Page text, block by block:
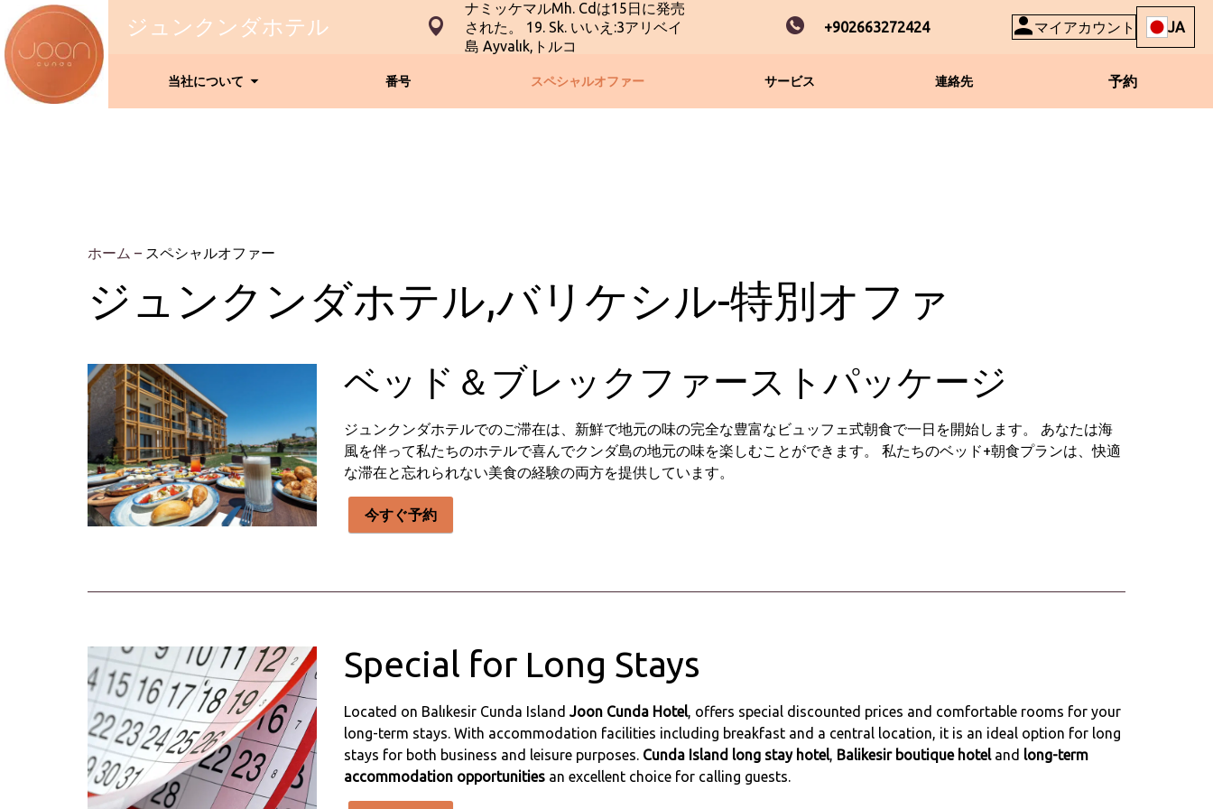
ジュンクンダホテル
ナミッケマルMh. Cdは15日に発売
された。 19. Sk. いいえ:3アリベイ
島 Ayvalık,トルコ
+902663272424 マイアカウント JA
当社について 番号 スペシャルオファー サービス 連絡先 予約
ホーム – スペシャルオファー
ジュンクンダホテル,バリケシル-特別オファ
ベッド＆ブレックファーストパッケージ
ジュンクンダホテルでのご滞在は、新鮮で地元の味の完全な豊富なビュッフェ式朝食で一日を開始します。 あなたは海
風を伴って私たちのホテルで喜んでクンダ島の地元の味を楽しむことができます。 私たちのベッド+朝食プランは、快適
な滞在と忘れられない美食の経験の両方を提供しています。
今すぐ予約
Special for Long Stays
Located on Balıkesir Cunda IslandJoon Cunda Hotel, offers special discounted prices and comfortable rooms for your
long-term stays. With accommodation facilities including breakfast and a central location, it is an ideal option for long
stays for both business and leisure purposes. Cunda Island long stay hotel, Balikesir boutique hoteland long-term
accommodation opportunities an excellent choice for calling guests.